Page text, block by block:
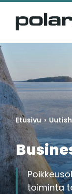
https://
Etusivu ›
toiminta